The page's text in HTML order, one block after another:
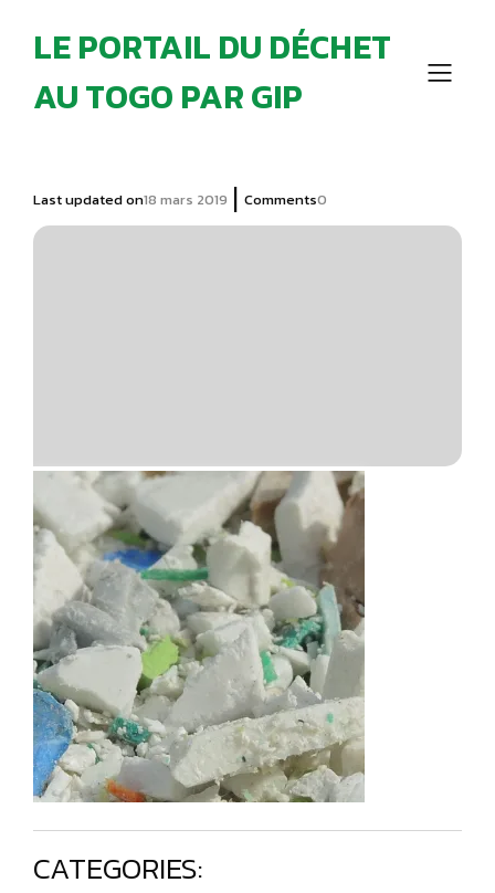
LE PORTAIL DU DÉCHET
AU TOGO PAR GIP
Last updated on18 mars 2019 | Comments0
CATEGORIES: